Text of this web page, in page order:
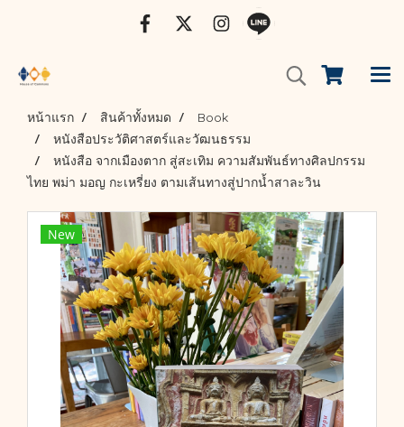
หน้าแรก สินค้าทั้งหมด
Book
หนังสือประวัติศาสตร์และวัฒนธรรม
หนังสือ จากเมืองตาก สู่สะเทิม ความสัมพันธ์ทางศิลปกรรม
ไทย พม่า มอญ กะเหรี่ยง ตามเส้นทางสู่ปากน้ำสาละวิน
New